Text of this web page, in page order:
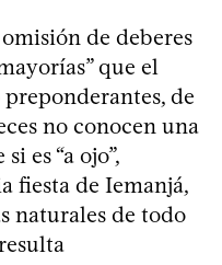
de deberes
que el
de
no conocen una
es “a ojo”,
fiesta de Iemanjá,
naturales de todo